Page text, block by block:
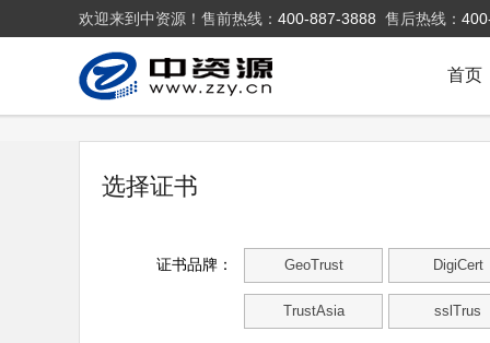
欢迎来到中资源！售前热线： 400-887-3888 售后热线：
首页
选择证书
证书品牌： GeoTrust DigiCert
TrustAsia sslTrus